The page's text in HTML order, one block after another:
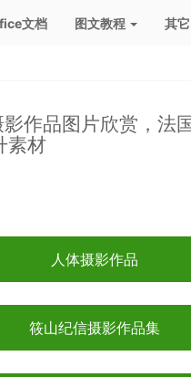
文档 图文教程 其它
作品图片欣赏，法
素材
人体摄影作品
筱山纪信摄影作品集